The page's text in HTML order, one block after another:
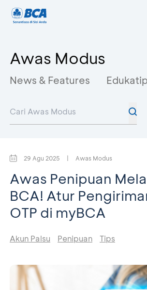
Awas Modus
News & Features
29 Agu 2025 | Awas Modus
Awas Penipuan
BCA! Atur
OTP di myBCA
Akun Palsu Penipuan Tips